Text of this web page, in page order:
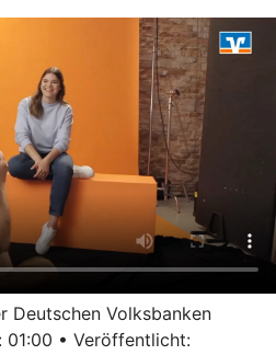
Deutschen Volksbanken
01:00 • Veröffentlicht: